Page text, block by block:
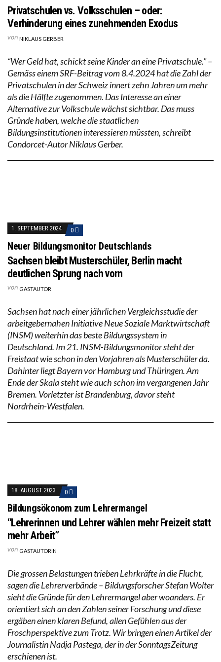
Privatschulen vs. Volksschulen – oder:
Verhinderung eines zunehmenden Exodus
von NIKLAUS GERBER
“Wer Geld hat, schickt seine Kinder an eine Privatschule.” –
Gemäss einem SRF-Beitrag vom 8.4.2024 hat die Zahl der
Privatschulen in der Schweiz innert zehn Jahren um mehr
als die Hälfte zugenommen. Das Interesse an einer
Alternative zur Volkschule wächst sichtbar. Das muss
Gründe haben, welche die staatlichen
Bildungsinstitutionen interessieren müssten, schreibt
Condorcet-Autor Niklaus Gerber.
1. SEPTEMBER 2024 0
Neuer Bildungsmonitor Deutschlands
Sachsen bleibt Musterschüler, Berlin macht
deutlichen Sprung nach vorn
von GASTAUTOR
Sachsen hat nach einer jährlichen Vergleichsstudie der
arbeitgebernahen Initiative Neue Soziale Marktwirtschaft
(INSM) weiterhin das beste Bildungssystem in
Deutschland. Im 21. INSM-Bildungsmonitor steht der
Freistaat wie schon in den Vorjahren als Musterschüler da.
Dahinter liegt Bayern vor Hamburg und Thüringen. Am
Ende der Skala steht wie auch schon im vergangenen Jahr
Bremen. Vorletzter ist Brandenburg, davor steht
Nordrhein-Westfalen.
18. AUGUST 2023 0
Bildungsökonom zum Lehrermangel
“Lehrerinnen und Lehrer wählen mehr Freizeit statt
mehr Arbeit”
von GASTAUTORIN
Die grossen Belastungen trieben Lehrkräfte in die Flucht,
sagen die Lehrerverbände – Bildungsforscher Stefan Wolter
sieht die Gründe für den Lehrermangel aber woanders. Er
orientiert sich an den Zahlen seiner Forschung und diese
ergäben einen klaren Befund, allen Gefühlen aus der
Froschperspektive zum Trotz. Wir bringen einen Artikel der
Journalistin Nadja Pastega, der in der SonntagsZeitung
erschienen ist.